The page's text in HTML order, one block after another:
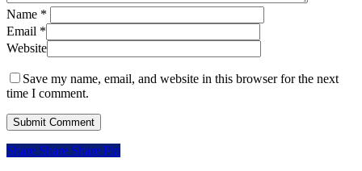
Name *
Email *
Website
Save my name, email, and website in this browser for the next
time I comment.
Share
Share Share Share Pin